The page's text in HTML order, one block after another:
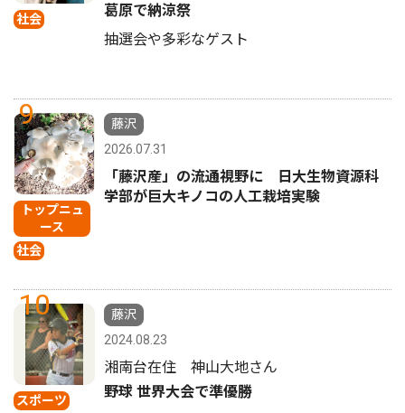
社会
葛原で納涼祭
抽選会や多彩なゲスト
9
トップニュ
ース
社会
藤沢
2026.07.31
「藤沢産」の流通視野に 日大生物資源科
学部が巨大キノコの人工栽培実験
10
スポーツ
藤沢
2024.08.23
湘南台在住 神山大地さん
野球 世界大会で準優勝